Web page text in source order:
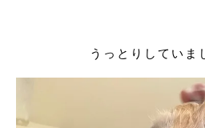
うっとりしてい